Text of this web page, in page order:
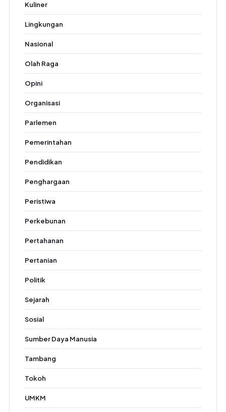
Kuliner
Lingkungan
Nasional
Olah Raga
Opini
Organisasi
Parlemen
Pemerintahan
Pendidikan
Penghargaan
Peristiwa
Perkebunan
Pertahanan
Pertanian
Politik
Sejarah
Sosial
Sumber Daya Manusia
Tambang
Tokoh
UMKM